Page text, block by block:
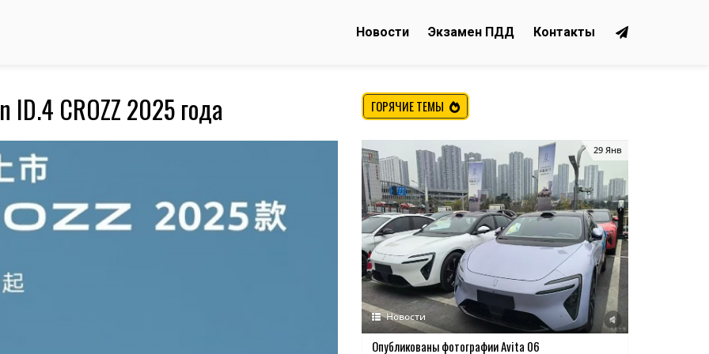
Новости Экзамен ПДД Контакты
ID.4 CROZZ 2025 года ГОРЯЧИЕ ТЕМЫ
29 Янв
Новости
Опубликованы фотографии Avita 06